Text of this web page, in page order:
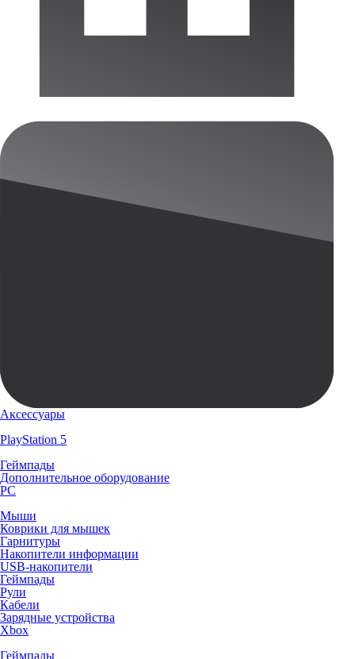
Аксессуары
PlayStation 5
Геймпады
Дополнительное оборудование
PC
Мыши
Коврики для мышек
Гарнитуры
Накопители информации
USB-накопители
Геймпады
Рули
Кабели
Зарядные устройства
Xbox
Геймпады